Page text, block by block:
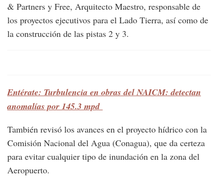
& Partners y Free, Arquitecto Maestro, responsable de
los proyectos ejecutivos para el Lado Tierra, así como de
la construcción de las pistas 2 y 3.
Entérate: Turbulencia en obras del NAICM: detectan
anomalías por 145.3 mpd
También revisó los avances en el proyecto hídrico con la
Comisión Nacional del Agua (Conagua), que da certeza
para evitar cualquier tipo de inundación en la zona del
Aeropuerto.